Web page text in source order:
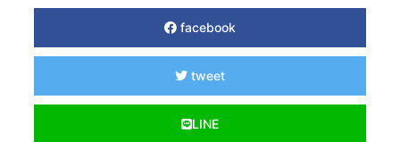
facebook
tweet
LINE